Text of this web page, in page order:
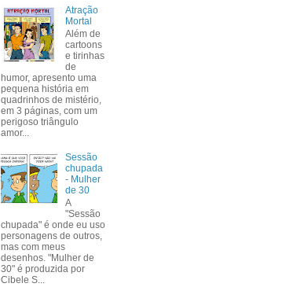
Atração
Mortal
Além de
cartoons
e tirinhas
de
humor, apresento uma
pequena história em
quadrinhos de mistério,
em 3 páginas, com um
perigoso triângulo
amor...
Sessão
chupada
- Mulher
de 30
A
"Sessão
chupada" é onde eu uso
personagens de outros,
mas com meus
desenhos. "Mulher de
30" é produzida por
Cibele S...